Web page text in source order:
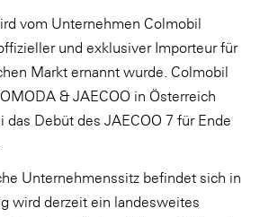
vom Unternehmen Colmobil
und exklusiver Importeur für
Markt ernannt wurde. Colmobil
& JAECOO in Österreich
das Debüt des JAECOO 7 für Ende
Unternehmenssitz befindet sich in
wird derzeit ein landesweites